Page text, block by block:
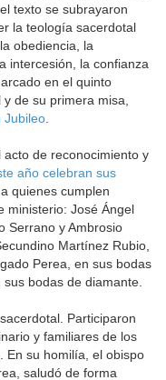
texto se subrayaron
la teología sacerdotal
obediencia, la
intercesión, la confianza
en el quinto
de su primera misa,
Jubileo
de reconocimiento y
año celebran sus
quienes cumplen
ministerio: José Ángel
Serrano y Ambrosio
Martínez Rubio,
Perea, en sus bodas
bodas de diamante.
Participaron
y familiares de los
En su homilía, el obispo
saludó de forma